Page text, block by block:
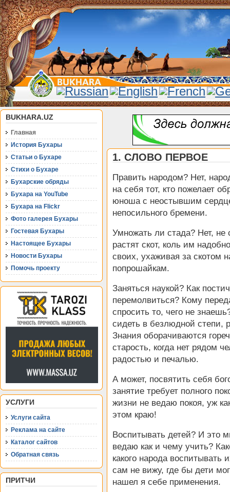
BUKHARA.UZ
Главная
История Бухары
Статьи о Бухаре
Стихи о Бухаре
Бухарские обряды
Бухара на YouTube
Бухара на Flickr
Фото галерея Бухары
Гостевая Бухары
Настоящее Бухары
Новости Бухары
Помочь проекту
УСЛУГИ
Услуги сайта
Реклама на сайте
Каталог сайтов
Обратная связь
ПРИТЧИ
1. СЛОВО ПЕРВОЕ
Править народом? Нет,
на себя тот, кто пожелает
юноша с неостывшим
непосильного бремени.
Умножать ли стада? Нет, не
растят скот, коль им
своих, ухаживая за скотом
попрошайкам.
Заняться наукой? Как
перемолвиться? Кому
спросить то, чего не
сидеть в безлюдной степи,
Знания оборачиваются
старость, когда нет рядом
радостью и печалью.
А может, посвятить себя
занятие требует полного
жизни не ведаю покоя, уж
этом краю!
Воспитывать детей? И это
ведаю как и чему учить?
какого народа воспитывать
сам не вижу, где бы дети
нашел я себе применения.